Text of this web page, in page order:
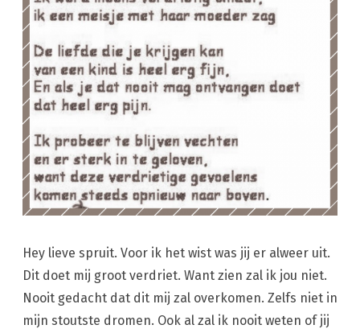
Hey lieve spruit. Voor ik het wist was jij er alweer uit.
Dit doet mij groot verdriet. Want zien zal ik jou niet.
Nooit gedacht dat dit mij zal overkomen. Zelfs niet in
mijn stoutste dromen. Ook al zal ik nooit weten of jij